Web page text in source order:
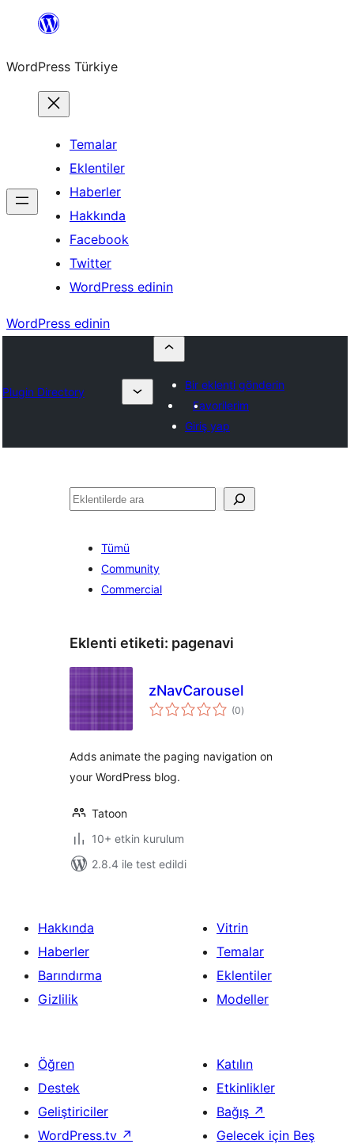
İçeriğe
WordPress Türkiye
Temalar
Eklentiler
Haberler
Hakkında
Facebook
Twitter
WordPress edinin
WordPress edinin
Plugin Directory
Bir eklenti gönderin
Favorilerim
Giriş yap
Ara
Tümü
Community
Commercial
Eklenti etiketi: pagenavi
zNavCarousel
(0toplam
puan
)
Adds animate the paging navigation on
your WordPress blog.
Tatoon
10+ etkin kurulum
2.8.4 ile test edildi
Hakkında
Haberler
Barındırma
Gizlilik
Vitrin
Temalar
Eklentiler
Modeller
Öğren
Destek
Geliştiriciler
WordPress.tv ↗
Katılın
Etkinlikler
Bağış ↗
Gelecek için Beş